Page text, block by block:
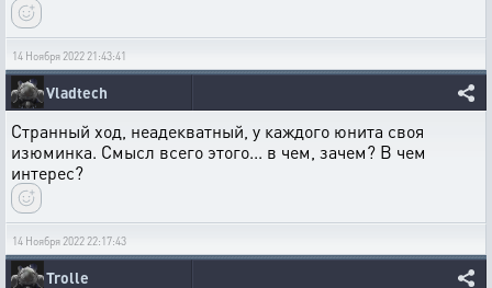
14 Ноября 2022 21:43:41
Vladtech
Странный ход, неадекватный, у каждого юнита своя
изюминка. Смысл всего этого... в чем, зачем? В чем
интерес?
14 Ноября 2022 22:17:43
Trolle